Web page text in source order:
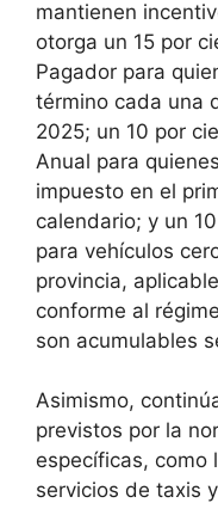
mantienen
otorga un 15 por
Pagador para
término cada una
2025; un 10 por
Anual para
impuesto en el
calendario; y un
para vehículos
provincia,
conforme al
son acumulables
Asimismo,
previstos por la
específicas, como
servicios de taxis